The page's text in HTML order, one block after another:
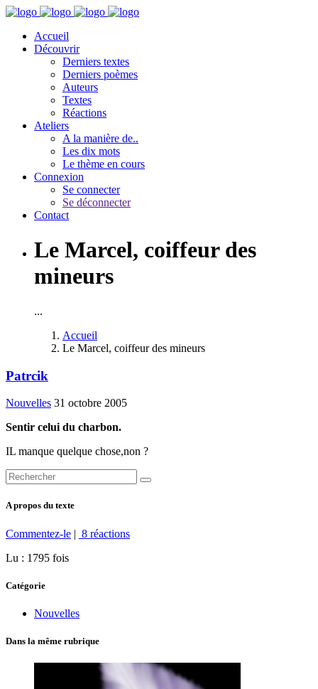
Accueil
Découvrir
Derniers textes
Derniers poèmes
Auteurs
Textes
Réactions
Ateliers
A la manière de..
Les dix mots
Le thème en cours
Connexion
Se connecter
Se déconnecter
Contact
Le Marcel, coiffeur des
mineurs
...
Accueil
Le Marcel, coiffeur des mineurs
Patrcik
Nouvelles 31 octobre 2005
Sentir celui du charbon.
IL manque quelque chose,non ?
A propos du texte
Commentez-le | 8 réactions
Lu : 1795 fois
Catégorie
Nouvelles
Dans la même rubrique